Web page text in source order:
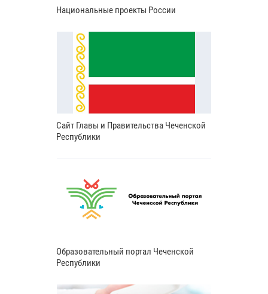
Национальные проекты России
Сайт Главы и Правительства Чеченской
Республики
Образовательный портал Чеченской
Республики